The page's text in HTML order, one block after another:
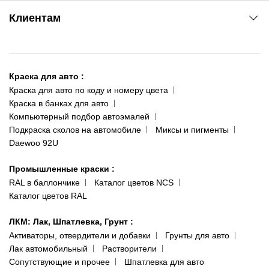
ул. Рабочая, 2-а
093 611-39-23
(ориентир: Интайм №40)
Одесса
пр-т Акад. Глушко, 29
066 554-97-70
Клиентам
Доставка и оплата
Сотрудничество
Наши публикации
Публичная оферта
Политика конфиденциальности
Краска для авто :
Краска для авто по коду и номеру цвета
Краска в банках для авто
Компьютерный подбор автоэмалей
Подкраска сколов на автомобиле
Миксы и пигменты
Daewoo 92U
Промышленные краски :
RAL в баллончике
Каталог цветов NCS
Каталог цветов RAL
ЛКМ: Лак, Шпатлевка, Грунт :
Активаторы, отвердители и добавки
Грунты для авто
Лак автомобильный
Растворители
Сопутствующие и прочее
Шпатлевка для авто